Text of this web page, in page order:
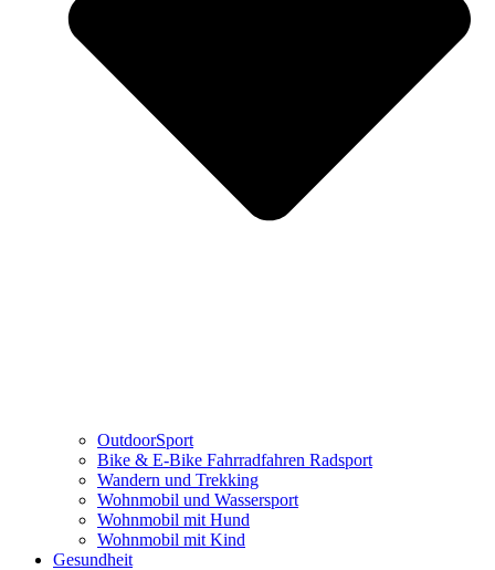
OutdoorSport
Bike & E-Bike Fahrradfahren Radsport
Wandern und Trekking
Wohnmobil und Wassersport
Wohnmobil mit Hund
Wohnmobil mit Kind
Gesundheit